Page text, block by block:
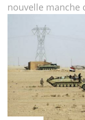
nouvelle manche